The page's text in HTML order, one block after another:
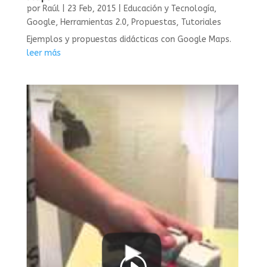
por Raúl| 23 Feb, 2015 Educación y Tecnología,
Google, Herramientas 2.0, Propuestas, Tutoriales
Ejemplos y propuestas didácticas con Google Maps.
leer más